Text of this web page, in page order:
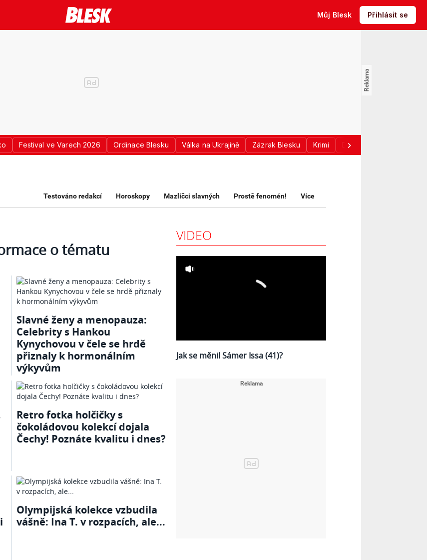
Můj Blesk Přihlásit se
Festival ve Varech 2026 Ordinace Blesku Válka na Ukrajině Zázrak Blesku Krimi Donald Trump
ŽENY
Testováno redakcí Horoskopy Mazlíčci slavných Prostě fenomén! Více
o tématu
Slavné ženy a menopauza:
Celebrity s Hankou
Kynychovou v čele se hrdě
přiznaly k hormonálním
výkyvům
Retro fotka holčičky s
čokoládovou kolekcí dojala
Čechy! Poznáte kvalitu i dnes?
Olympijská kolekce vzbudila
vášně: Ina T. v rozpacích, ale...
VIDEO
Jak se měnil Sámer Issa (41)?